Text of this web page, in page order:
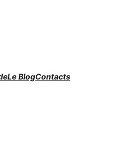
Le BlogContacts